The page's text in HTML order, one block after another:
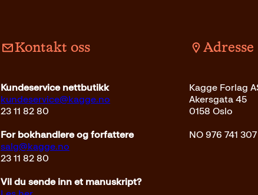
Innbundet399krOpprinnelig
pris
349
Kontakt oss
Kundeservice nettbutikk
kundeservice@kagge.no
23 11 82 80
For bokhandlere og forfattere
salg@kagge.no
23 11 82 80
Vil du sende inn et manuskript?
Adresse
Kagge Forlag
Akersgata 45
0158 Oslo
NO 976 741